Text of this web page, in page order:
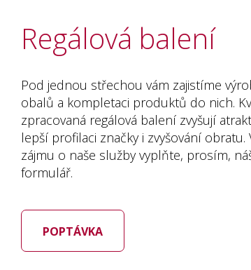
Regálová balení
Pod jednou střechou vám zajistíme
obalů a kompletaci produktů do nich.
zpracovaná regálová balení zvyšují
lepší profilaci značky i zvyšování obratu.
zájmu o naše služby vyplňte, prosím,
formulář.
POPTÁVKA